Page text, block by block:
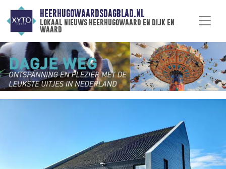
HEERHUGOWAARDSDAGBLAD.NL
lokaal nieuws heerhugowaard en dijk en
waard